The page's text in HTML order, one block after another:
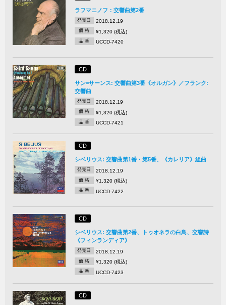
ラフマニノフ：交響曲第2番
発売日 2018.12.19
価 格 ¥1,320 (税込)
品 番 UCCD-7420
CD
サン=サーンス: 交響曲第3番《オルガン》／フランク:
交響曲
発売日 2018.12.19
価 格 ¥1,320 (税込)
品 番 UCCD-7421
CD
シベリウス: 交響曲第1番・第5番、《カレリア》組曲
発売日 2018.12.19
価 格 ¥1,320 (税込)
品 番 UCCD-7422
CD
シベリウス: 交響曲第2番、トゥオネラの白鳥、交響詩
《フィンランディア》
発売日 2018.12.19
価 格 ¥1,320 (税込)
品 番 UCCD-7423
CD